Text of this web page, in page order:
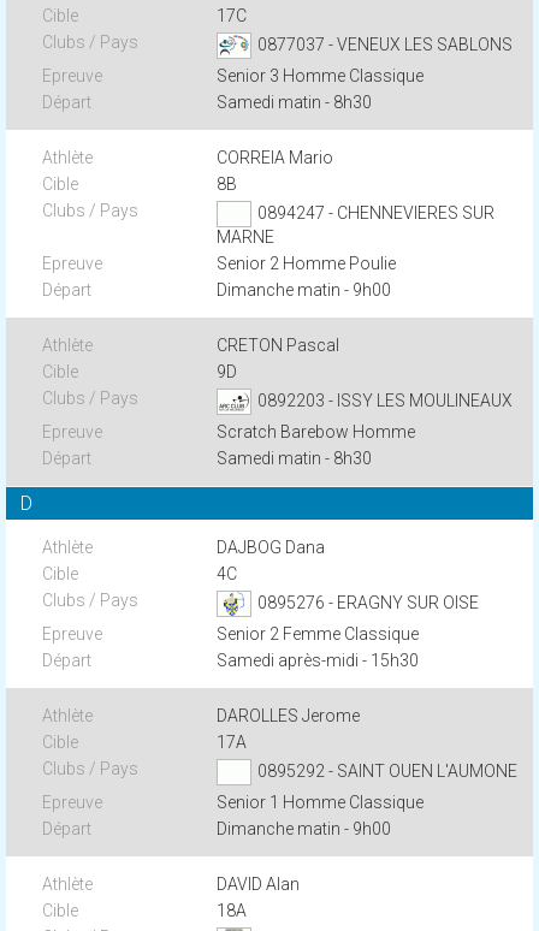
17C
0877037 - VENEUX LES SABLONS
Senior 3 Homme Classique
Samedi matin - 8h30
CORREIA Mario
8B
0894247 - CHENNEVIERES SUR
MARNE
Senior 2 Homme Poulie
Dimanche matin - 9h00
CRETON Pascal
9D
0892203 - ISSY LES MOULINEAUX
Scratch Barebow Homme
Samedi matin - 8h30
D
DAJBOG Dana
4C
0895276 - ERAGNY SUR OISE
Senior 2 Femme Classique
Samedi après-midi - 15h30
DAROLLES Jerome
17A
0895292 - SAINT OUEN L'AUMONE
Senior 1 Homme Classique
Dimanche matin - 9h00
DAVID Alan
18A